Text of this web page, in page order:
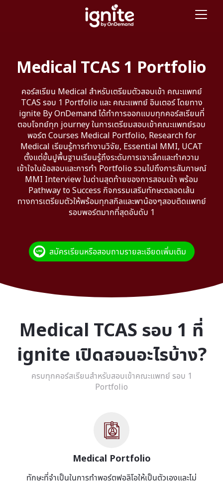
Medical TCAS 1 Portfolio
คอร์สเรียน Medical สำหรับเตรียมตัวสอบเข้า คณะแพทย์
TCAS รอบ 1 Portfolio และ คณะแพทย์ อินเตอร์ โดยทาง
ignite By OnDemand ได้ทำการออกแบบทุกคอร์สเรียนที่
ตอบโจทย์ทุก journey ในการเตรียมสอบเข้าคณะแพทย์รอบ
พอร์ต Courses Medical Portfolio, Research for
Medical เรียนรู้การทำงานวิจัย, Essential MMI, UCAT
ตั้งแต่ขั้นปูพื้นฐานเรียนรู้ถึงระดับการเจาะลึกและทำความ
เข้าใจในข้อสอบและการทำ Portfolio รวมไปถึงการสัมภาษณ์
MMI Interview ในด่านสุดท้ายของการสอบเข้า พร้อม
Pathway to Success กิจกรรมเสริมทักษะตลอดเส้น
ทางการเตรียมตัวให้พร้อมทุกสกิลและพาน้องๆสอบติดแพทย์
รอบพอร์ตมากที่สุดอันดับ 1
สมัครเรียนหรือสอบถามรายละเอียดเพิ่มเติม
Medical TCAS รอบ 1 ที่
ignite เปิดสอนอะไรบ้าง?
ครบทุกคอร์สเรียนสำหรับสอบเข้าคณะแพทย์ รอบ 1
Portfolio
Medical Portfolio
ทักษะที่จำเป็นในการทำพอร์ตฟอลิโอให้เป็นตัวเองและไม่